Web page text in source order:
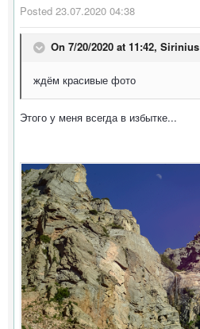
Posted 23.07.2020 04:38
On 7/20/2020 at 11:42, Sirinius
ждём красивые фото
Этого у меня всегда в избытке...